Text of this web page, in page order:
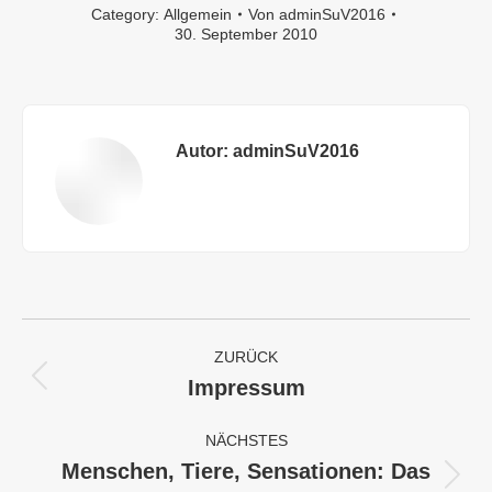
Category: Allgemein Von adminSuV2016
30. September 2010
Autor: adminSuV2016
Kommentarnavigation
ZURÜCK
Vorheriger
Impressum
NÄCHSTES
Nächster
Menschen, Tiere, Sensationen: Das